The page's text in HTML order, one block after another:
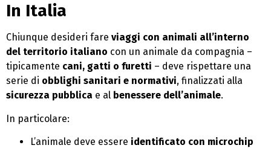
In Italia
Chiunque desideri fare viaggi con animali all’interno
del territorio italiano con un animale da compagnia –
tipicamente cani, gatti o furetti – deve rispettare una
serie di obblighi sanitari e normativi, finalizzati alla
sicurezza pubblica e al benessere dell’animale.
In particolare:
L’animale deve essere identificato con microchip